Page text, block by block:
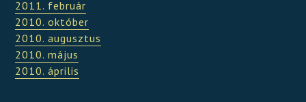
2011. február
2010. október
2010. augusztus
2010. május
2010. április